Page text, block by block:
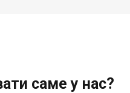
саме у нас?